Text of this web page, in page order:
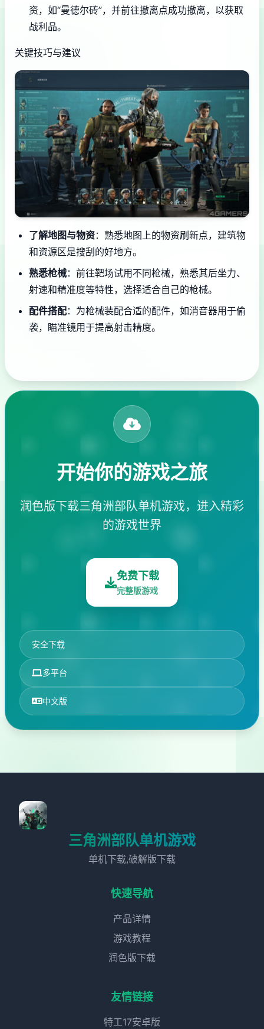
资，如“曼德尔砖”，并前往撤离点成功撤离，以获取
战利品。
关键技巧与建议
了解地图与物资：熟悉地图上的物资刷新点，建筑物
和资源区是搜刮的好地方。
熟悉枪械：前往靶场试用不同枪械，熟悉其后坐力、
射速和精准度等特性，选择适合自己的枪械。
配件搭配：为枪械装配合适的配件，如消音器用于偷
袭，瞄准镜用于提高射击精度。
开始你的游戏之旅
润色版下载三角洲部队单机游戏，进入精彩
的游戏世界
免费下载
完整版游戏
安全下载
多平台
中文版
三角洲部队单机游戏
单机下载,破解版下载
快速导航
产品详情
游戏教程
润色版下载
友情链接
特工17安卓版